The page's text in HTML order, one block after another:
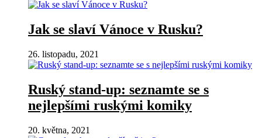
Jak se slaví Vánoce v Rusku?
26. listopadu, 2021
Ruský stand-up: seznamte se s
nejlepšími ruskými komiky
20. května, 2021